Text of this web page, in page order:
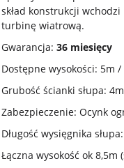
skład konstrukcji
turbinę wiatrową.
Gwarancja:36 miesięcy
Dostępne wysokości: 5m
Grubość ścianki słupa:
Zabezpieczenie: Ocynk
Długość wysięgnika
Łączna wysokość ok 8,5m